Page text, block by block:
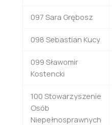
097 Sara Grębosz
098 Sebastian Kucy
099 Sławomir
Kostencki
100 Stowarzyszenie
Osób
Niepełnosprawnych